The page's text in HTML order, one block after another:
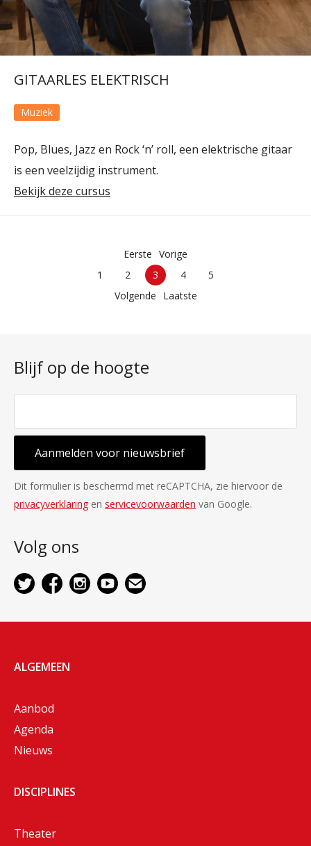
GITAARLES ELEKTRISCH
Muziek
Pop, Blues, Jazz en Rock ‘n’ roll, een elektrische gitaar
is een veelzijdig instrument.
Bekijk deze cursus
Eerste Vorige
1
2 3 4
5
Volgende
Laatste
Blijf op de hoogte
Aanmelden voor nieuwsbrief
Dit formulier is beschermd met reCAPTCHA, zie hiervoor de
privacyverklaring en servicevoorwaarden van Google.
Volg ons
ALGEMEEN
Aanbod
Agenda
Nieuws
DISCIPLINES
Theater